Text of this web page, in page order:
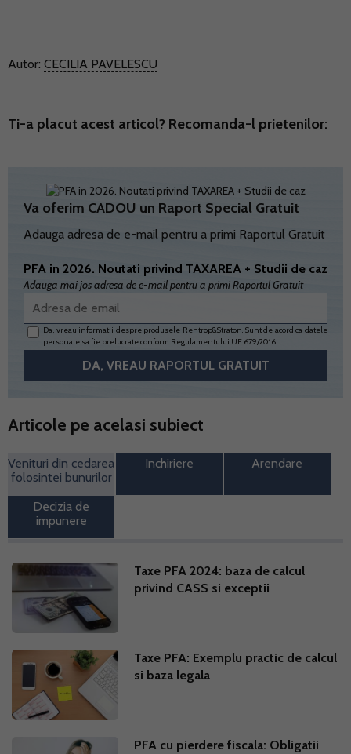
Autor: CECILIA PAVELESCU
Ti-a placut acest articol? Recomanda-l prietenilor:
Va oferim CADOU un Raport Special Gratuit
Adauga adresa de e-mail pentru a primi Raportul Gratuit
PFA in 2026. Noutati privind TAXAREA + Studii de caz
Adauga mai jos adresa de e-mail pentru a primi Raportul Gratuit
Da, vreau informatii despre produsele Rentrop&Straton. Sunt de acord ca datele
personale sa fie prelucrate conform Regulamentului UE 679/2016
Articole pe acelasi subiect
Venituri din cedarea
folosintei bunurilor
Inchiriere Arendare
Decizia de
impunere
Taxe PFA 2024: baza de calcul
privind CASS si exceptii
Taxe PFA: Exemplu practic de calcul
si baza legala
PFA cu pierdere fiscala: Obligatii